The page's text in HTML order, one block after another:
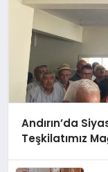
Andırın’da
Teşkilatımız